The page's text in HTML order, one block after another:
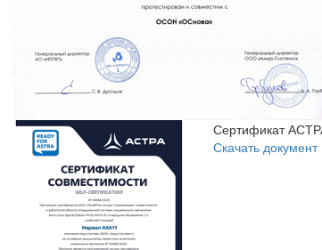
Сертификат
Скачать документ